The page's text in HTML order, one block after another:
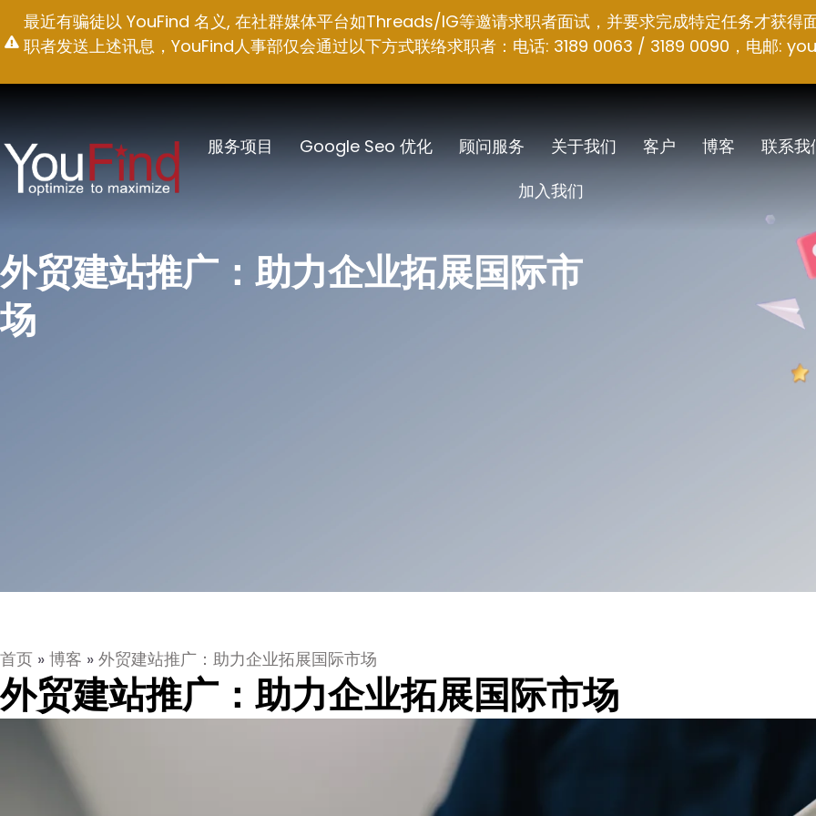
至
容
最近有骗徒以 YouFind 名义, 在社群媒体平台如Threads/IG等邀请求职者面试，并要求完成特定任务才获得
职者发送上述讯息，YouFind人事部仅会通过以下方式联络求职者：电话: 3189 0063 / 3189 0090，电邮:
服务项目 Google Seo 优化 顾问服务 关于我们 客户 博客
联系我
加入我们
外贸建站推广：助力企业拓展国际市
场
首页 » 博客 » 外贸建站推广：助力企业拓展国际市场
外贸建站推广：助力企业拓展国际市场